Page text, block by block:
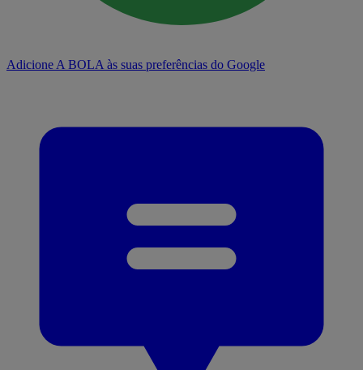
Adicione A BOLA às suas preferências do Google